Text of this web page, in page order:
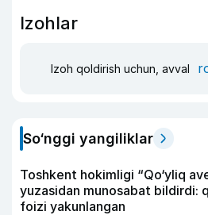
Izohlar
Izoh qoldirish uchun, avval
So‘nggi yangiliklar
Toshkent hokimligi “Qo‘yliq
yuzasidan munosabat bildirdi:
foizi yakunlangan